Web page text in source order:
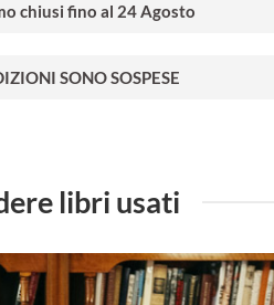
chiusi fino al 24 Agosto
SONO SOSPESE
libri usati